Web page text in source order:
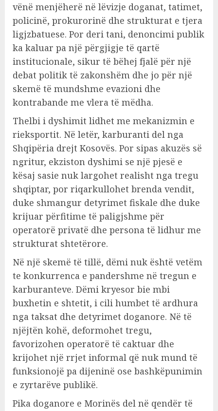
vënë menjëherë në lëvizje doganat, tatimet,
policinë, prokurorinë dhe strukturat e tjera
ligjzbatuese. Por deri tani, denoncimi publik
ka kaluar pa një përgjigje të qartë
institucionale, sikur të bëhej fjalë për një
debat politik të zakonshëm dhe jo për një
skemë të mundshme evazioni dhe
kontrabande me vlera të mëdha.
Thelbi i dyshimit lidhet me mekanizmin e
rieksportit. Në letër, karburanti del nga
Shqipëria drejt Kosovës. Por sipas akuzës së
ngritur, ekziston dyshimi se një pjesë e
kësaj sasie nuk largohet realisht nga tregu
shqiptar, por riqarkullohet brenda vendit,
duke shmangur detyrimet fiskale dhe duke
krijuar përfitime të paligjshme për
operatorë privatë dhe persona të lidhur me
strukturat shtetërore.
Në një skemë të tillë, dëmi nuk është vetëm
te konkurrenca e pandershme në tregun e
karburanteve. Dëmi kryesor bie mbi
buxhetin e shtetit, i cili humbet të ardhura
nga taksat dhe detyrimet doganore. Në të
njëjtën kohë, deformohet tregu,
favorizohen operatorë të caktuar dhe
krijohet një rrjet informal që nuk mund të
funksionojë pa dijeninë ose bashkëpunimin
e zyrtarëve publikë.
Pika doganore e Morinës del në qendër të